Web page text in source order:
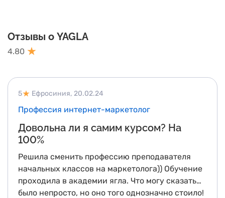
Отзывы о YAGLA
4.80
5 20.02.24
Ефросиния,
Профессия интернет-маркетолог
Довольна ли я самим курсом? На
100%
Решила сменить профессию преподавателя
начальных классов на маркетолога)) Обучение
проходила в академии ягла. Что могу сказать…
было непросто, но оно того однозначно стоило!